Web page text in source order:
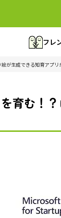
フレ
が生成できる知育アプリ
育む！